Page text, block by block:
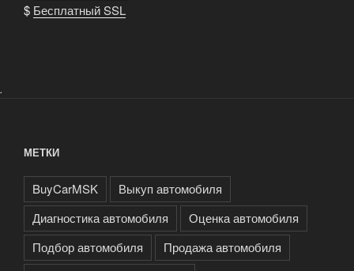
$ Бесплатный SSL
.
МЕТКИ
BuyCarMSK
Выкуп автомобиля
Диагностика автомобиля
Оценка автомобиля
Подбор автомобиля
Продажа автомобиля